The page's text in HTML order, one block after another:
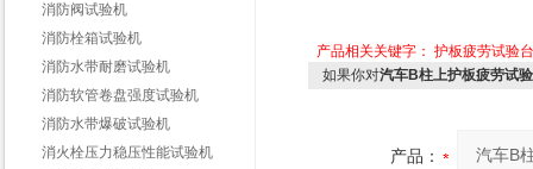
消防阀试验机
消防栓箱试验机
消防水带耐磨试验机
消防软管卷盘强度试验机
消防水带爆破试验机
消火栓压力稳压性能试验机
产品相关关键字： 护板疲劳试验台
如果你对汽车B柱上护板疲劳试
产品：